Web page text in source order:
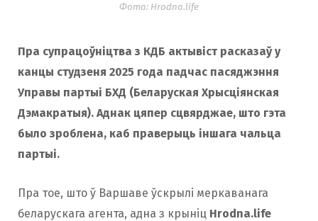
Фота: Hrodna.life
Пра супрацоўніцтва з КДБ актывіст расказаў у
канцы студзеня 2025 года падчас пасяджэння
Управы партыі БХД (Беларуская Хрысціянская
Дэмакратыя). Аднак цяпер сцвярджае, што гэта
было зроблена, каб праверыць іншага чальца
партыі.
Пра тое, што ў Варшаве ўскрылі меркаванага
беларускага агента, адна з крыніц Hrodna.life